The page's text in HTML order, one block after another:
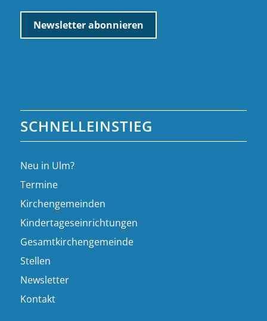
SCHNELLEINSTIEG
Neu in Ulm?
Termine
Kirchengemeinden
Kindertageseinrichtungen
Gesamtkirchengemeinde
Stellen
Newsletter
Kontakt